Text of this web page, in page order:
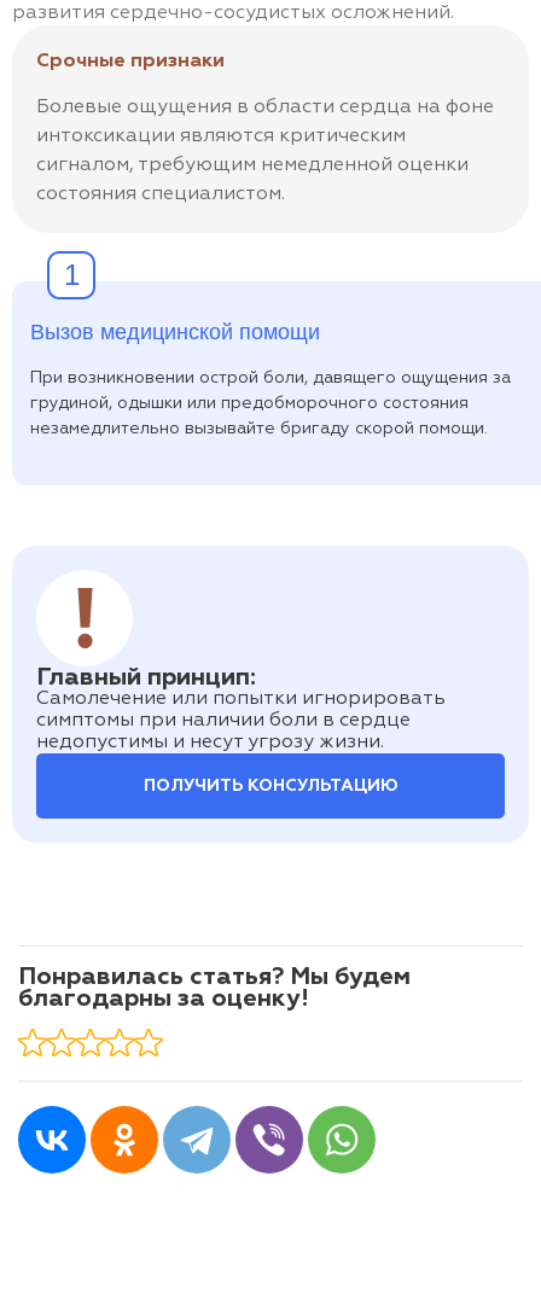
развития сердечно-сосудистых осложнений.
Срочные признаки
Болевые ощущения в области сердца на фоне
интоксикации являются критическим
сигналом, требующим немедленной оценки
состояния специалистом.
1
Вызов медицинской помощи
При возникновении острой боли, давящего ощущения за
грудиной, одышки или предобморочного состояния
незамедлительно вызывайте бригаду скорой помощи.
Главный принцип:
Самолечение или попытки игнорировать
симптомы при наличии боли в сердце
недопустимы и несут угрозу жизни.
ПОЛУЧИТЬ КОНСУЛЬТАЦИЮ
Понравилась статья? Мы будем
благодарны за оценку!